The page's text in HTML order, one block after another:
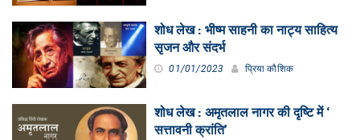
शोध लेख : भीष्म साहनी का नाट्य साहित्य
सृजन और संदर्भ
01/01/2023 प्रिया कौशिक
शोध लेख : अमृतलाल नागर की दृष्टि में ‘
सत्तावनी क्रांति’